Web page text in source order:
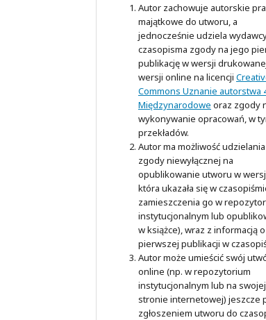
Autor zachowuje autorskie
majątkowe do utworu, a
jednocześnie udziela
czasopisma zgody na jego
publikację w wersji
wersji online na licencji
Commons Uznanie autorstwa
Międzynarodowe oraz zgody
wykonywanie opracowań, w
przekładów.
Autor ma możliwość udzielania
zgody niewyłącznej na
opublikowanie utworu w
która ukazała się w
zamieszczenia go w
instytucjonalnym lub
w książce), wraz z informacją
pierwszej publikacji w
Autor może umieścić swój
online (np. w repozytorium
instytucjonalnym lub na swojej
stronie internetowej) jeszcze
zgłoszeniem utworu do